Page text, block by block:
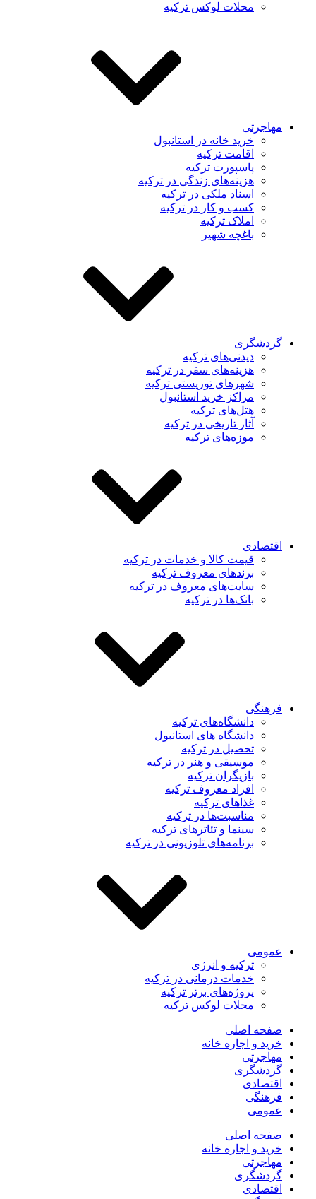
محلات لوکس ترکیه
خرید خانه در استانبول
اقامت ترکیه
پاسپورت ترکیه
هزینه‌های زندگی در ترکیه
اسناد ملکی در ترکیه
کسب و کار در ترکیه
املاک ترکیه
باغچه شهیر
دیدنی‌های ترکیه
هزینه‌های سفر در ترکیه
شهرهای توریستی ترکیه
مراکز خرید استانبول
هتل‌های ترکیه
آثار تاریخی در ترکیه
موزه‌های ترکیه
قیمت کالا و خدمات در ترکیه
برندهای معروف ترکیه
سایت‌های معروف در ترکیه
بانک‌ها در ترکیه
دانشگاه‌های ترکیه
دانشگاه های استانبول
تحصیل در ترکیه
موسیقی و هنر در ترکیه
بازیگران ترکیه
افراد معروف ترکیه
غذاهای ترکیه
مناسبت‌ها در ترکیه
سینما و تئاترهای ترکیه
برنامه‌های تلوزیونی در ترکیه
ترکیه و انرژی
خدمات درمانی در ترکیه
پروژه‌های برتر ترکیه
محلات لوکس ترکیه
اصلی
و اجاره خانه
اصلی
و اجاره خانه